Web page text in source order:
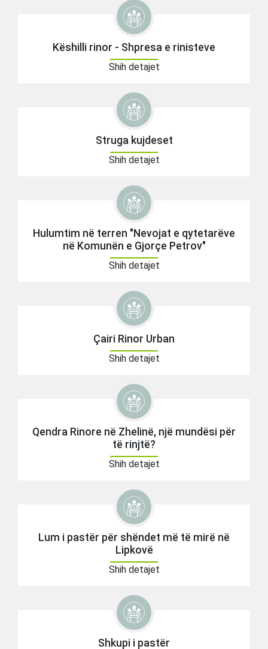
Këshilli rinor - Shpresa e rinisteve
Shih detajet
Struga kujdeset
Shih detajet
Hulumtim në terren "Nevojat e qytetarëve
në Komunën e Gjorçe Petrov"
Shih detajet
Çairi Rinor Urban
Shih detajet
Qendra Rinore në Zhelinë, një mundësi për
të rinjtë?
Shih detajet
Lum i pastër për shëndet më të mirë në
Lipkovë
Shih detajet
Shkupi i pastër